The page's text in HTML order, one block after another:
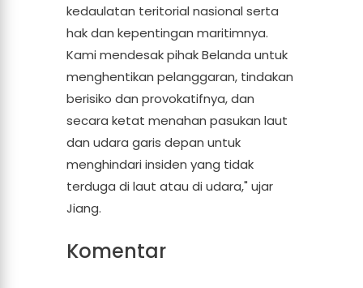
kedaulatan teritorial nasional serta
hak dan kepentingan maritimnya.
Kami mendesak pihak Belanda untuk
menghentikan pelanggaran, tindakan
berisiko dan provokatifnya, dan
secara ketat menahan pasukan laut
dan udara garis depan untuk
menghindari insiden yang tidak
terduga di laut atau di udara," ujar
Jiang.
Komentar